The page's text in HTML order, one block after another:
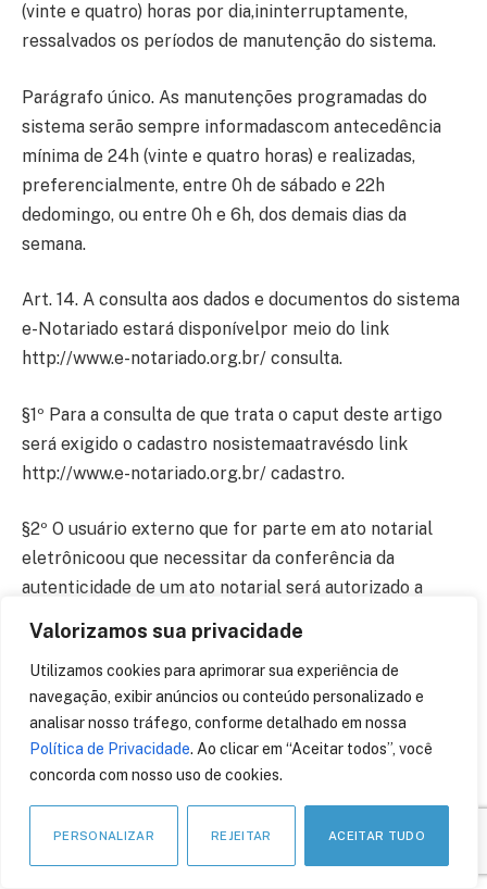
Valorizamos sua privacidade
Utilizamos cookies para aprimorar sua experiência de
navegação, exibir anúncios ou conteúdo personalizado e
analisar nosso tráfego, conforme detalhado em nossa
Política de Privacidade. Ao clicar em “Aceitar todos”, você
concorda com nosso uso de cookies.
PERSONALIZAR REJEITAR ACEITAR TUDO
(vinte e quatro) horas por dia,ininterruptamente,
ressalvados os períodos de manutenção do sistema.
Parágrafo único. As manutenções programadas do
sistema serão sempre informadascom antecedência
mínima de 24h (vinte e quatro horas) e realizadas,
preferencialmente, entre 0h de sábado e 22h
dedomingo, ou entre 0h e 6h, dos demais dias da
semana.
Art. 14. A consulta aos dados e documentos do sistema
e-Notariado estará disponívelpor meio do link
http://www.e-notariado.org.br/ consulta.
§1º Para a consulta de que trata o caput deste artigo
será exigido o cadastro nosistemaatravésdo link
http://www.e-notariado.org.br/ cadastro.
§2º O usuário externo que for parte em ato notarial
eletrônicoou que necessitar da conferência da
autenticidade de um ato notarial será autorizado a
§3º O sítio eletrônico do sistema e-Notariado deverá
ser acessível somente por meiode conexão segura
HTTPS, e os servidores de rede deverão possuir
certificados digitaisadequados para essa finalidade.
em destaque, a chave de acessoeQRCodepara consulta